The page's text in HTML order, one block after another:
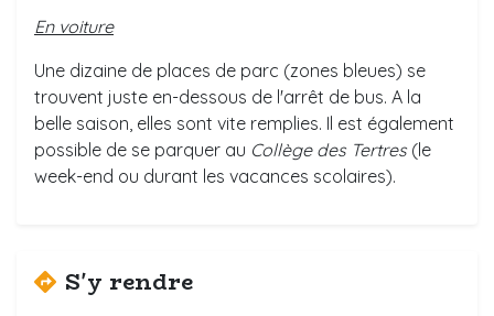
En voiture
Une dizaine de places de parc (zones bleues) se
trouvent juste en-dessous de l'arrêt de bus. A la
belle saison, elles sont vite remplies. Il est également
possible de se parquer au Collège des Tertres (le
week-end ou durant les vacances scolaires).
S'y rendre